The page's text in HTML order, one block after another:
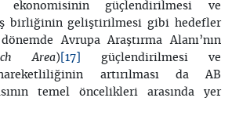
ekonomisinin güçlendirilmesi ve
birliğinin geliştirilmesi gibi hedefler
Avrupa Araştırma Alanı’nın
Area) [17]
güçlendirilmesi ve
hareketliliğinin artırılması da AB
temel öncelikleri arasında yer